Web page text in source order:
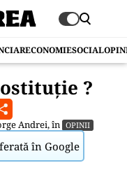
ECONOMIESOCIAL
?
Andrei, în OPINII
în Google